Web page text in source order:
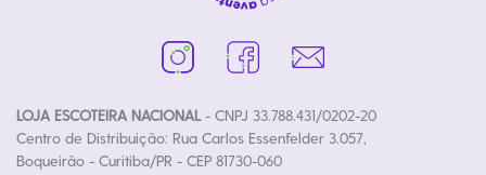
LOJA ESCOTEIRA NACIONAL- CNPJ 33.788.431/0202-20
Centro de Distribuição: Rua Carlos Essenfelder 3.057,
Boqueirão - Curitiba/PR - CEP 81730-060